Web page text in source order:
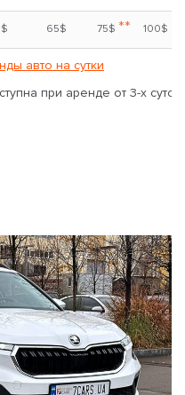
65$ 75$ ** 100$
авто на сутки
при аренде от 3-х суток